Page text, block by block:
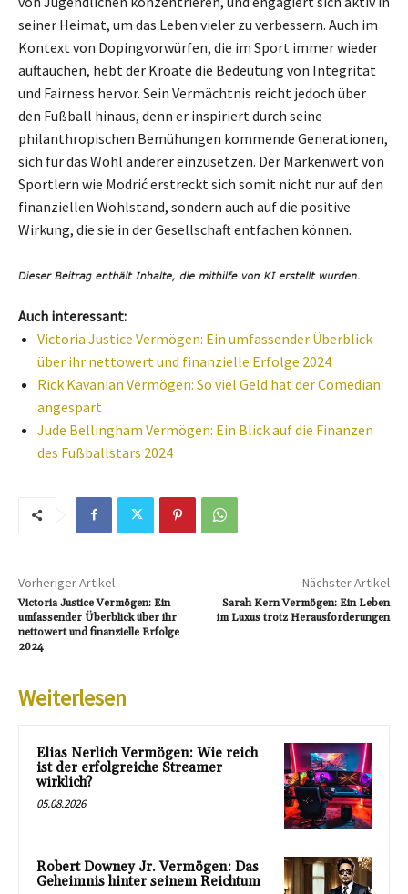
seiner Heimat, um das Leben vieler zu verbessern. Auch im
Kontext von Dopingvorwürfen, die im Sport immer wieder
auftauchen, hebt der Kroate die Bedeutung von Integrität
und Fairness hervor. Sein Vermächtnis reicht jedoch über
den Fußball hinaus, denn er inspiriert durch seine
philanthropischen Bemühungen kommende Generationen,
sich für das Wohl anderer einzusetzen. Der Markenwert von
Sportlern wie Modrić erstreckt sich somit nicht nur auf den
finanziellen Wohlstand, sondern auch auf die positive
Wirkung, die sie in der Gesellschaft entfachen können.
Auch interessant:
Victoria Justice Vermögen: Ein umfassender Überblick
über ihr nettowert und finanzielle Erfolge 2024
Rick Kavanian Vermögen: So viel Geld hat der Comedian
angespart
Jude Bellingham Vermögen: Ein Blick auf die Finanzen
des Fußballstars 2024
Vorheriger Artikel
Victoria Justice Vermögen: Ein
umfassender Überblick über ihr
nettowert und finanzielle Erfolge
2024
Nächster Artikel
Sarah Kern Vermögen: Ein Leben
im Luxus trotz Herausforderungen
Weiterlesen
Elias Nerlich Vermögen: Wie reich
ist der erfolgreiche Streamer
wirklich?
05.08.2026
Robert Downey Jr. Vermögen: Das
Geheimnis hinter seinem Reichtum